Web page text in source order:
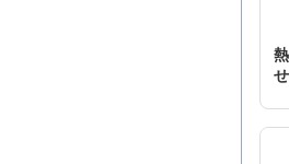
せ